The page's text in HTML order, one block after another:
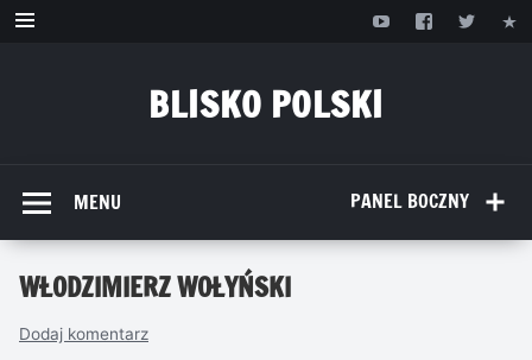
Przejdź
BLISKO POLSKI
PANEL BOCZNY
MENU
WŁODZIMIERZ WOŁYŃSKI
Dodaj komentarz